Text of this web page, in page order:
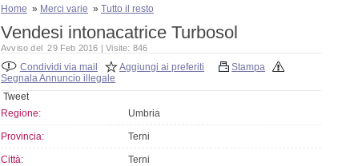
Home » Merci varie » Tutto il resto
Vendesi intonacatrice Turbosol
Avviso del 29 Feb 2016 | Visite: 846
Condividi via mail Aggiungi ai preferiti
Stampa
Segnala Annuncio illegale
Tweet
Regione:
Umbria
Provincia: Terni
Città: Terni